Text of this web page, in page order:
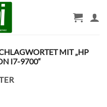
MIT „HP
I7-9700“